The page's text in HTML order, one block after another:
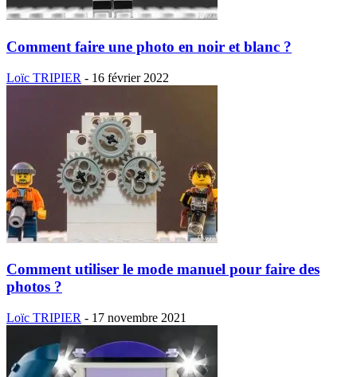
Comment faire une photo en noir et blanc ?
Loïc TRIPIER - 16 février 2022
Comment utiliser le mode manuel pour faire des
photos ?
Loïc TRIPIER - 17 novembre 2021